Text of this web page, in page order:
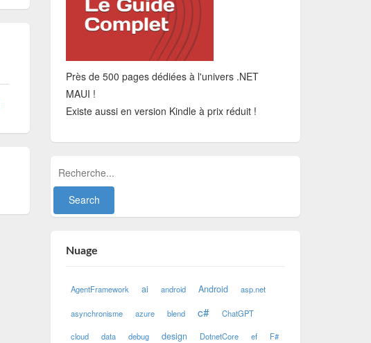
Près de 500 pages dédiées à l'univers .NET
MAUI !
Existe aussi en version Kindle à prix réduit !
Nuage
AgentFramework ai android Android asp.net
asynchronisme azure blend c# ChatGPT
cloud data debug design DotnetCore ef F#